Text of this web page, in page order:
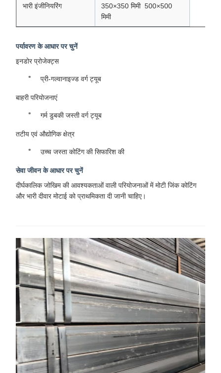
भारी इंजीनियरिंग
350×350 मिमी ️ 500×500
मिमी
पर्यावरण के आधार पर चुनें
इनडोर प्रोजेक्ट्स
प्री-गल्वानाइज्ड वर्ग ट्यूब
बाहरी परियोजनाएं
गर्म डुबकी जस्ती वर्ग ट्यूब
तटीय एवं औद्योगिक क्षेत्र
उच्च जस्ता कोटिंग की सिफारिश की
सेवा जीवन के आधार पर चुनें
दीर्घकालिक जोखिम की आवश्यकताओं वाली परियोजनाओं में मोटी जिंक कोटिंग
और भारी दीवार मोटाई को प्राथमिकता दी जानी चाहिए।